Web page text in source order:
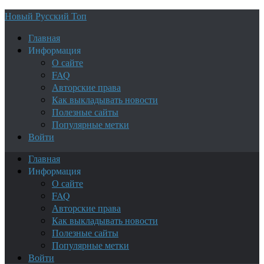
Новый Русский Топ
Главная
Информация
О сайте
FAQ
Авторские права
Как выкладывать новости
Полезные сайты
Популярные метки
Войти
Главная
Информация
О сайте
FAQ
Авторские права
Как выкладывать новости
Полезные сайты
Популярные метки
Войти